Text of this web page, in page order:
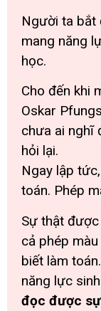
Người ta bắt
mang năng
học.
Cho đến khi
Oskar
chưa ai nghĩ
hỏi lại.
Ngay lập
toán. Phép
Sự thật
cả phép
biết làm
năng lực
đọc được